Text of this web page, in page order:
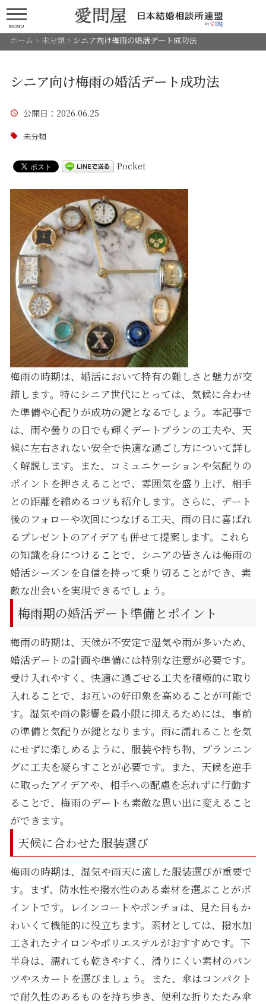
MENU
ホーム > 未分類> シニア向け梅雨の婚活デート成功法
シニア向け梅雨の婚活デート成功法
公開日 ：2026.06.25
未分類
Pocket
梅雨の時期は、婚活において特有の難しさと魅力が交
錯します。特にシニア世代にとっては、気候に合わせ
た準備や心配りが成功の鍵となるでしょう。本記事で
は、雨や曇りの日でも輝くデートプランの工夫や、天
候に左右されない安全で快適な過ごし方について詳し
く解説します。また、コミュニケーションや気配りの
ポイントを押さえることで、雰囲気を盛り上げ、相手
との距離を縮めるコツも紹介します。さらに、デート
後のフォローや次回につなげる工夫、雨の日に喜ばれ
るプレゼントのアイデアも併せて提案します。これら
の知識を身につけることで、シニアの皆さんは梅雨の
婚活シーズンを自信を持って乗り切ることができ、素
敵な出会いを実現できるでしょう。
梅雨期の婚活デート準備とポイント
梅雨の時期は、天候が不安定で湿気や雨が多いため、
婚活デートの計画や準備には特別な注意が必要です。
受け入れやすく、快適に過ごせる工夫を積極的に取り
入れることで、お互いの好印象を高めることが可能で
す。湿気や雨の影響を最小限に抑えるためには、事前
の準備と気配りが鍵となります。雨に濡れることを気
にせずに楽しめるように、服装や持ち物、プランニン
グに工夫を凝らすことが必要です。また、天候を逆手
に取ったアイデアや、相手への配慮を忘れずに行動す
ることで、梅雨のデートも素敵な思い出に変えること
ができます。
天候に合わせた服装選び
梅雨の時期は、湿気や雨天に適した服装選びが重要で
す。まず、防水性や撥水性のある素材を選ぶことがポ
イントです。レインコートやポンチョは、見た目もか
わいくて機能的に役立ちます。素材としては、撥水加
工されたナイロンやポリエステルがおすすめです。下
半身は、濡れても乾きやすく、滑りにくい素材のパン
ツやスカートを選びましょう。また、傘はコンパクト
で耐久性のあるものを持ち歩き、便利な折りたたみ傘